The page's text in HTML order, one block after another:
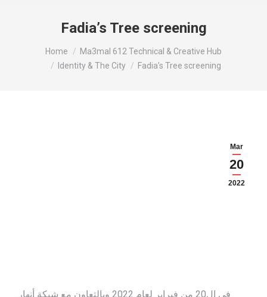
Fadia’s Tree screening
You are here:
Home
Ma3mal 612 Technical & Creative Hub
Identity & The City
Fadia’s Tree screening
Mar
20
2022
في ال20 من فبراير لعام 2022 وبالتعاون مع شبكة أنهار